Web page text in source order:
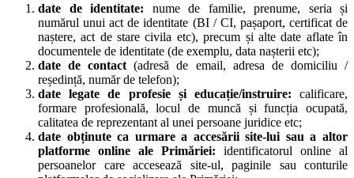
date de identitate: nume de familie, prenume, seria și
numărul unui act de identitate (BI / CI, pașaport, certificat de
naștere, act de stare civila etc), precum și alte date aflate în
documentele de identitate (de exemplu, data nașterii etc);
date de contact (adresă de email, adresa de domiciliu /
reședință, număr de telefon);
date legate de profesieși educație/instruire: calificare,
formare profesională, locul de muncă și funcția ocupată,
calitatea de reprezentant al unei persoane juridice etc;
date obținuteca urmare a accesăriisite-lui sau a altor
platforme online ale Primăriei: identificatorul online al
persoanelor care accesează site-ul, paginile sau conturile